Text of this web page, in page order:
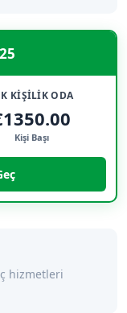
KİŞİLİK ODA
Kişi Başı
hizmetleri